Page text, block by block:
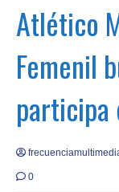
Atlético
Femenil
participa
0